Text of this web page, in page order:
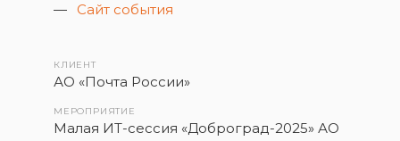
Сайт события
КЛИЕНТ
АО «Почта России»
МЕРОПРИЯТИЕ
Малая ИТ-сессия «Доброград-2025» АО